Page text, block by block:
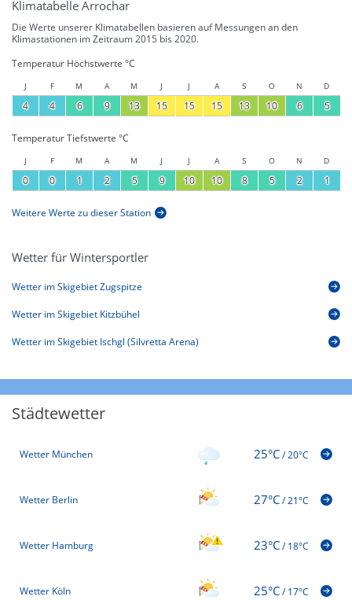
Klimatabelle Arrochar
Die Werte unserer Klimatabellen basieren auf Messungen an den
Klimastationen im Zeitraum 2015 bis 2020.
Temperatur Höchstwerte °C
J F M A M J J A S O N D
4 4 6 9 13 15 15 15 13 10 6 5
Temperatur Tiefstwerte °C
J F M A M J J A S O N D
0 0 1 2 5 9 10 10 8 5 2 1
Weitere Werte zu dieser Station
Wetter für Wintersportler
Wetter im Skigebiet Zugspitze
Wetter im Skigebiet Kitzbühel
Wetter im Skigebiet Ischgl (Silvretta Arena)
Städtewetter
Wetter München 25°C/20°C
Wetter Berlin 27°C/21°C
Wetter Hamburg 23°C/18°C
Wetter Köln 25°C/17°C